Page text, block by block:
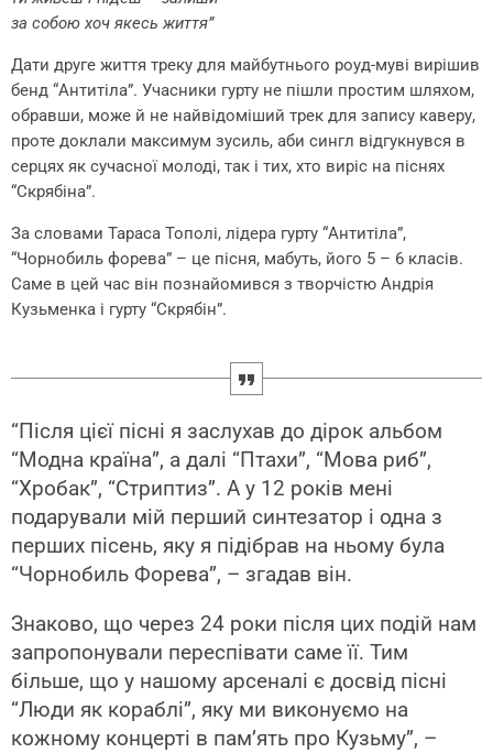
за собою хоч якесь життя”
Дати друге життя треку для майбутнього роуд-муві вирішив
бенд “Антитіла”. Учасники гурту не пішли простим шляхом,
обравши, може й не найвідоміший трек для запису каверу,
проте доклали максимум зусиль, аби сингл відгукнувся в
серцях як сучасної молоді, так і тих, хто виріс на піснях
“Скрябіна”.
За словами Тараса Тополі, лідера гурту “Антитіла”,
“Чорнобиль форева” – це пісня, мабуть, його 5 – 6 класів.
Саме в цей час він познайомився з творчістю Андрія
Кузьменка і гурту “Скрябін”.
“Після цієї пісні я заслухав до дірок альбом
“Модна країна”, а далі “Птахи”, “Мова риб”,
“Хробак”, “Стриптиз”. А у 12 років мені
подарували мій перший синтезатор і одна з
перших пісень, яку я підібрав на ньому була
“Чорнобиль Форева”, – згадав він.
Знаково, що через 24 роки після цих подій нам
запропонували переспівати саме її. Тим
більше, що у нашому арсеналі є досвід пісні
“Люди як кораблі”, яку ми виконуємо на
кожному концерті в пам’ять про Кузьму”, –